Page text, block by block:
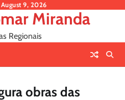
9, 2026
Miranda
Regionais
obras das